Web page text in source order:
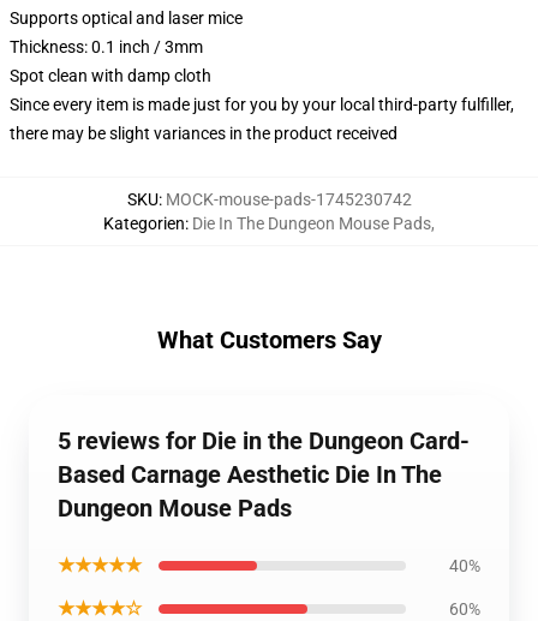
Supports optical and laser mice
Thickness: 0.1 inch / 3mm
Spot clean with damp cloth
Since every item is made just for you by your local third-party fulfiller,
there may be slight variances in the product received
SKU: MOCK-mouse-pads-1745230742
Kategorien: Die In The Dungeon Mouse Pads,
What Customers Say
5 reviews for Die in the Dungeon Card-
Based Carnage Aesthetic Die In The
Dungeon Mouse Pads
★★★★★ 40%
★★★★☆ 60%